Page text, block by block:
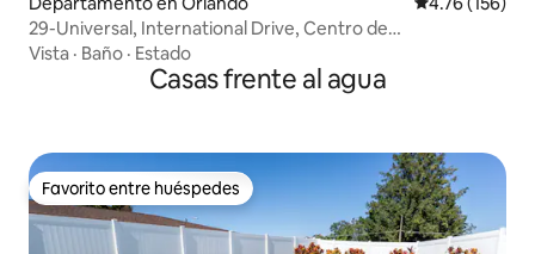
29-Universal, International Drive, Centro de
convenciones
Vista · Baño · Estado
Casas frente al agua
Favorito entre huéspedes
Favorito entre huéspedes